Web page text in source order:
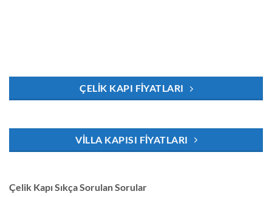
ÇELIK KAPI FIYATLARI
VILLA KAPISI FIYATLARI
Çelik Kapı Sıkça Sorulan Sorular